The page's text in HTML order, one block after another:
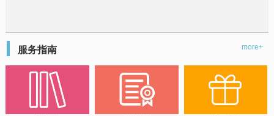
服务指南 more+